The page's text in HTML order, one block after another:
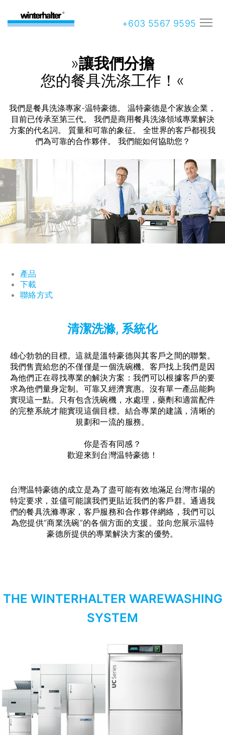
+603 5567 9595
»讓我們分擔
您的餐具洗涤工作！«
我們是餐具洗涤專家-温特豪德。 温特豪德是个家族企業，
目前已传承至第三代。 我們是商用餐具洗涤領域專業解決
方案的代名詞。 質量和可靠的象征。 全世界的客戶都視我
們為可靠的合作夥伴。 我們能如何協助您？
產品
下載
聯絡方式
清潔洗滌, 系統化
雄心勃勃的目標。這就是溫特豪德與其客戶之間的聯繫。
我們售賣給您的不僅僅是一個洗碗機。客戶找上我們是因
為他們正在尋找專業的解決方案：我們可以根據客戶的要
求為他們量身定制。可靠又經濟實惠。沒有單一產品能夠
實現這一點。只有包含洗碗機，水處理，藥劑和適當配件
的完整系統才能實現這個目標。結合專業的建議，清晰的
規劃和一流的服務。
你是否有同感？
歡迎來到台灣温特豪德！
台灣温特豪德的成立是為了盡可能有效地滿足台灣市場的
特定要求，並儘可能讓我們更貼近我們的客戶群。通過我
們的餐具洗滌專家，客戶服務和合作夥伴網絡，我們可以
為您提供“商業洗碗”的各個方面的支援。並向您展示温特
豪德所提供的專業解決方案的優勢。
THE WINTERHALTER WAREWASHING
SYSTEM